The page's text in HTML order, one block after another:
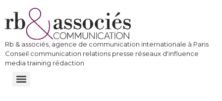
Rb & associés, agence de communication internationale à Paris
Conseil communication relations presse réseaux d'influence
media training rédaction